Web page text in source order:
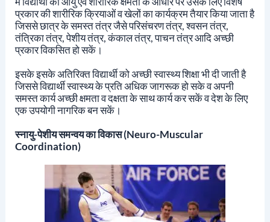
प्रकार की शारीरिक क्रियाओं व खेलों का कार्यक्रम तैयार किया जाता है
जिससे छात्र के समस्त तंत्र जैसे परिसंचरण तंत्र, श्वसन तंत्र,
तंत्रिका तंत्र, पेशीय तंत्र, कंकाल तंत्र, पाचन तंत्र आदि अच्छी
प्रकार विकसित हो सकें।
इसके इसके अतिरिक्त विद्यार्थी को अच्छी स्वास्थ्य शिक्षा भी दी जाती है
जिससे विद्यार्थी स्वास्थ्य के प्रति अधिक जागरूक हो सके व अपनी
समस्त कार्य अच्छी क्षमता व दक्षता के साथ कार्य कर सकें व देश के लिए
एक उपयोगी नागरिक बन सकें।
स्नायु-पेशीय समन्वय का विकास (Neuro-Muscular
Coordination)